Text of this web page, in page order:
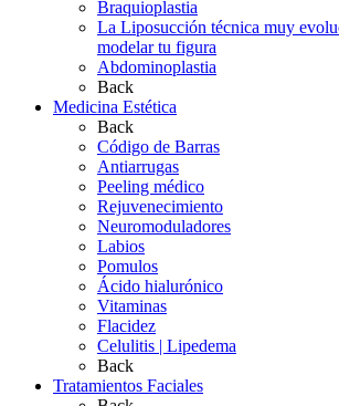
Braquioplastia
La Liposucción técnica muy
modelar tu figura
Abdominoplastia
Back
Medicina Estética
Back
Código de Barras
Antiarrugas
Peeling médico
Rejuvenecimiento
Neuromoduladores
Labios
Pomulos
Ácido hialurónico
Vitaminas
Flacidez
Celulitis | Lipedema
Back
Tratamientos Faciales